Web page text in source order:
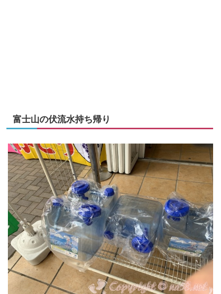
富士山の伏流水持ち帰り